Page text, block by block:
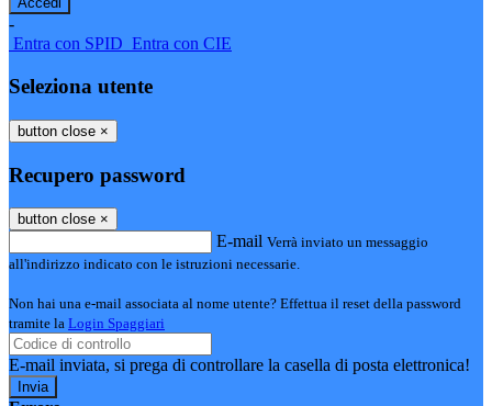
-
Entra con SPID Entra con CIE
Seleziona utente
button close ×
Recupero password
button close ×
E-mail Verrà inviato un messaggio
all'indirizzo indicato con le istruzioni necessarie.
Non hai una e-mail associata al nome utente? Effettua il reset della password
tramite la Login Spaggiari
E-mail inviata, si prega di controllare la casella di posta elettronica!